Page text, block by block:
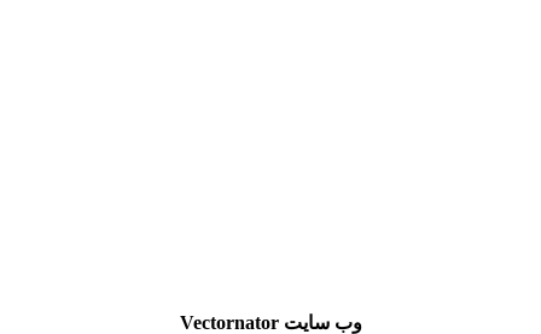
وب سایتVectornator